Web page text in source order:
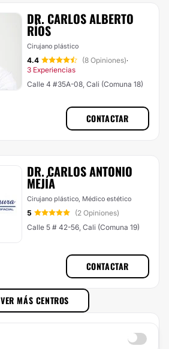
DR. CARLOS ALBERTO
RÍOS
Cirujano plástico
4.4 (8 Opiniones)·
3 Experiencias
Calle 4 #35A-08, Cali (Comuna 18)
CONTACTAR
DR. CARLOS ANTONIO
MEJÍA
Cirujano plástico, Médico estético
5
(2 Opiniones)
Calle 5 # 42-56, Cali (Comuna 19)
CONTACTAR
VER MÁS CENTROS